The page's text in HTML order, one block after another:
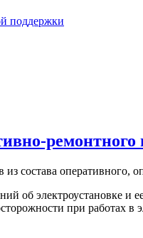
поддержки
оперативного,
об электроустановке и
при работах